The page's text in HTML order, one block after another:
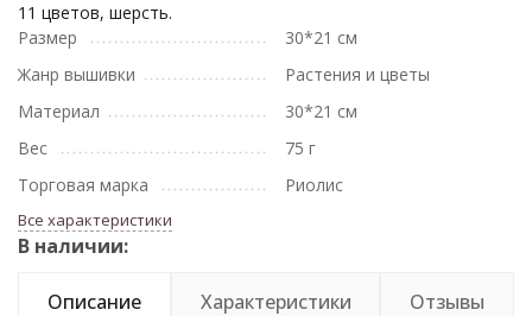
11 цветов, шерсть.
Размер
30*21 см
Жанр вышивки
Растения и цветы
Материал
30*21 см
Вес
75 г
Торговая марка
Риолис
Все характеристики
В наличии:
Описание Характеристики Отзывы